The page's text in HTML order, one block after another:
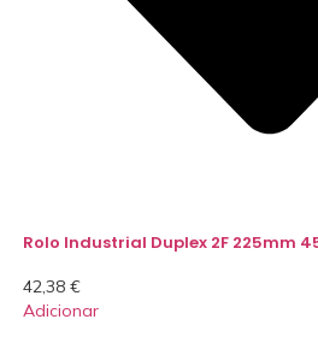
Rolo Industrial Duplex 2F 225mm
42,38 €
Adicionar